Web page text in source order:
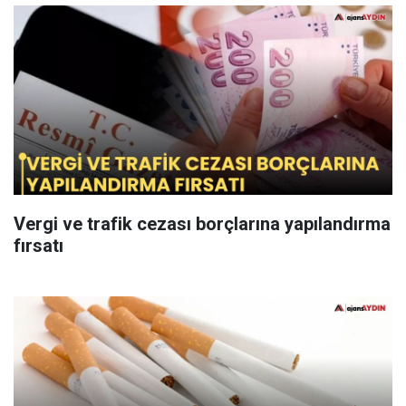
Vergi ve trafik cezası borçlarına yapılandırma
fırsatı